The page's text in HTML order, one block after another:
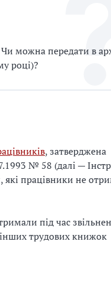
можна передати в
році)?
, затверджена
№ 58 (далі —
працівники не
під час
інших трудових книжок